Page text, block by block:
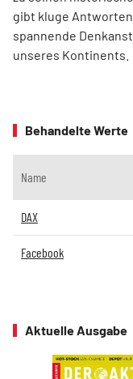
gibt kluge
spannende
unseres Kontinents.
Behandelte Werte
Name
DAX
Facebook
Aktuelle Ausgabe